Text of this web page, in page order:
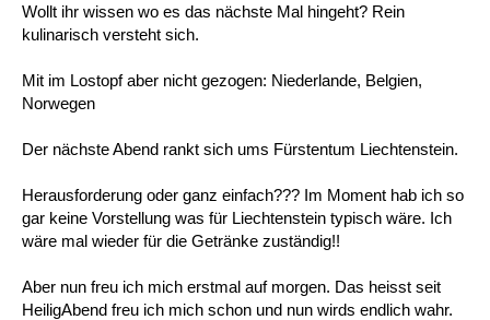
Wollt ihr wissen wo es das nächste Mal hingeht? Rein
kulinarisch versteht sich.
Mit im Lostopf aber nicht gezogen: Niederlande, Belgien,
Norwegen
Der nächste Abend rankt sich ums Fürstentum Liechtenstein.
Herausforderung oder ganz einfach??? Im Moment hab ich so
gar keine Vorstellung was für Liechtenstein typisch wäre. Ich
wäre mal wieder für die Getränke zuständig!!
Aber nun freu ich mich erstmal auf morgen. Das heisst seit
HeiligAbend freu ich mich schon und nun wirds endlich wahr.